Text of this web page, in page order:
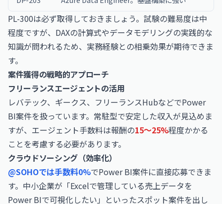
PL-300は必ず取得しておきましょう。試験の難易度は中
程度ですが、DAXの計算式やデータモデリングの実践的な
知識が問われるため、実務経験との相乗効果が期待できま
す。
案件獲得の戦略的アプローチ
フリーランスエージェントの活用
レバテック、ギークス、フリーランスHubなどでPower
BI案件を扱っています。常駐型で安定した収入が見込めま
すが、エージェント手数料は報酬の15〜25%程度かかる
ことを考慮する必要があります。
クラウドソーシング（効率化）
@SOHOでは手数料0%でPower BI案件に直接応募できま
す。中小企業が「Excelで管理している売上データを
Power BIで可視化したい」といったスポット案件を出し